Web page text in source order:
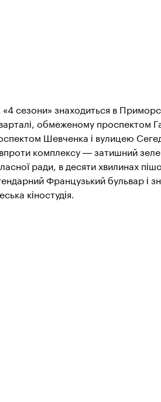
сезони» знаходиться в
обмеженому проспектом
Шевченка і вулицею
комплексу — затишний
ради, в десяти хвилинах
Французький бульвар і
кіностудія.